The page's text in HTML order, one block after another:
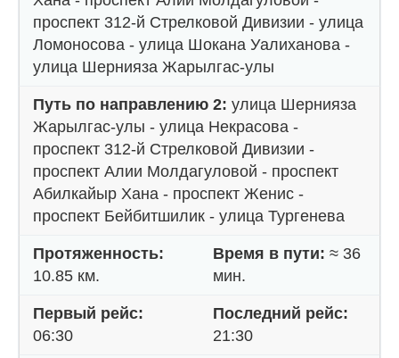
проспект 312-й Стрелковой Дивизии - улица
Ломоносова - улица Шокана Уалиханова -
улица Шернияза Жарылгас-улы
Путь по направлению 2: улица Шернияза
Жарылгас-улы - улица Некрасова -
проспект 312-й Стрелковой Дивизии -
проспект Алии Молдагуловой - проспект
Абилкайыр Хана - проспект Женис -
проспект Бейбитшилик - улица Тургенева
Протяженность:
10.85 км.
Время в пути: ≈ 36
мин.
Первый рейс:
06:30
Последний рейс:
21:30